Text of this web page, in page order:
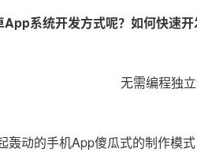
系统开发方式呢？如何快速开
轰动的手机App傻瓜式的制作模